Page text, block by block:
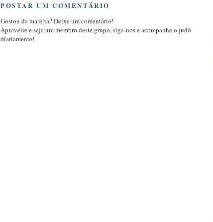
POSTAR UM COMENTÁRIO
Gostou da matéria? Deixe um comentário!
Aproveite e seja um membro deste grupo, siga-nos e acompanhe o judô
diariamente!